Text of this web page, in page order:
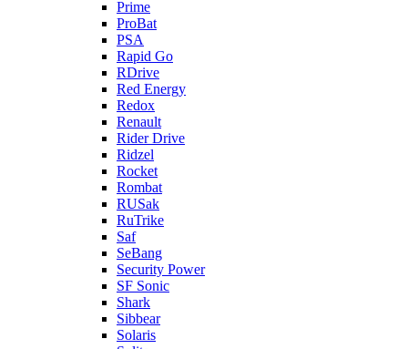
Prime
ProBat
PSA
Rapid Go
RDrive
Red Energy
Redox
Renault
Rider Drive
Ridzel
Rocket
Rombat
RUSak
RuTrike
Saf
SeBang
Security Power
SF Sonic
Shark
Sibbear
Solaris